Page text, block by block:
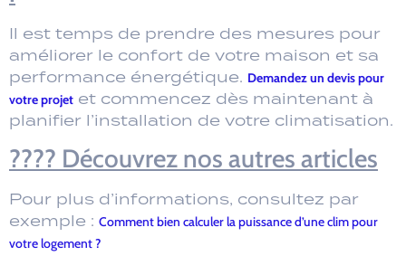
Il est temps de prendre des mesures pour
améliorer le confort de votre maison et sa
performance énergétique. Demandez un devis pour
votre projet et commencez dès maintenant à
planifier l’installation de votre climatisation.
???? Découvrez nos autres articles
Pour plus d’informations, consultez par
exemple : Comment bien calculer la puissance d’une clim pour
votre logement ?